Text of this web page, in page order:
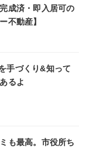
成済・即入居可の
不動産】
手づくり&知って
るよ
も最高。市役所ち